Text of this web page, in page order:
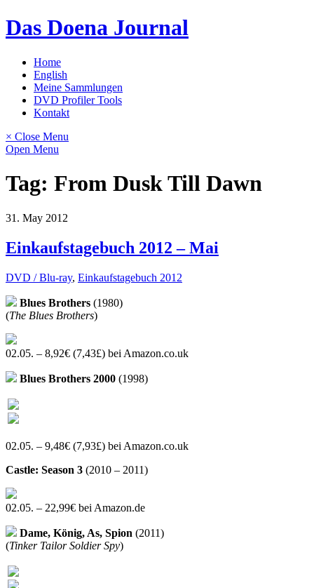
Skip
to
Das Doena Journal
Home
English
Meine Sammlungen
DVD Profiler Tools
Kontakt
× Close Menu
Open Menu
Tag: From Dusk Till Dawn
31. May 2012
Einkaufstagebuch 2012 – Mai
DVD / Blu-ray, Einkaufstagebuch 2012
Blues Brothers (1980)
(The Blues Brothers)
02.05. – 8,92€ (7,43£) bei Amazon.co.uk
Blues Brothers 2000 (1998)
02.05. – 9,48€ (7,93£) bei Amazon.co.uk
Castle: Season 3 (2010 – 2011)
02.05. – 22,99€ bei Amazon.de
Dame, König, As, Spion (2011)
(Tinker Tailor Soldier Spy)